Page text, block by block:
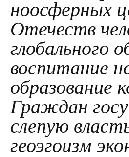
ноосферных
Отечеств
глобального
воспитание
образование
Граждан
слепую
геоэгоизм